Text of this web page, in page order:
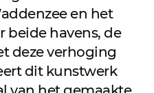
en het
beide havens, de
deze verhoging
dit kunstwerk